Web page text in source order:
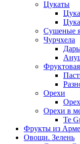
Цукаты
Сушеные
Чурчхела
Орехи
Орехи в
Te
Фрукты из
Овощи. Зелень